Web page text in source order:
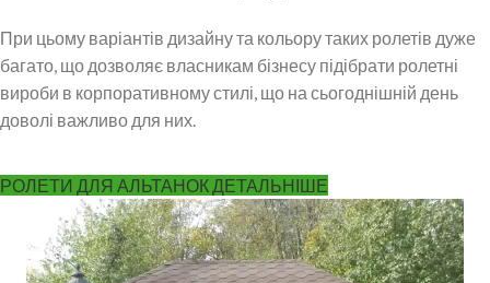
При цьому варіантів дизайну та кольору таких ролетів дуже
багато, що дозволяє власникам бізнесу підібрати ролетні
вироби в корпоративному стилі, що на сьогоднішній день
доволі важливо для них.
РОЛЕТИ ДЛЯ АЛЬТАНОК ДЕТАЛЬНІШЕ